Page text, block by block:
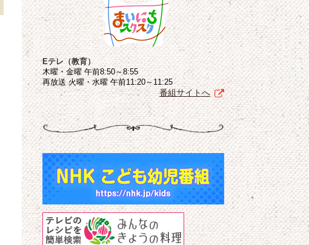
Eテレ（教育）
木曜・金曜 午前8:50～8:55
再放送 火曜・水曜 午前11:20～11:25
番組サイトへ